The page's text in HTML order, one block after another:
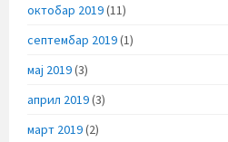
октобар 2019(11)
септембар 2019(1)
мај 2019(3)
април 2019(3)
март 2019(2)